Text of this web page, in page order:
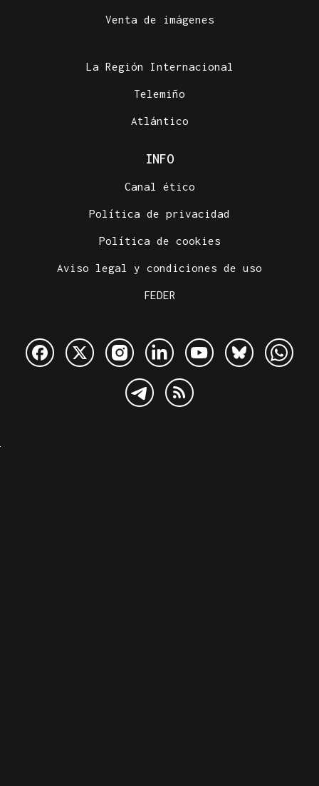
Venta de imágenes
La Región Internacional
Telemiño
Atlántico
INFO
Canal ético
Política de privacidad
Política de cookies
Aviso legal y condiciones de uso
FEDER